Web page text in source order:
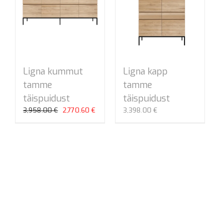
Ligna kummut
tamme
täispuidust
3,958.00€ Algne
2,770.60€ Praegune
Ligna kapp
tamme
täispuidust
3,398.00 €